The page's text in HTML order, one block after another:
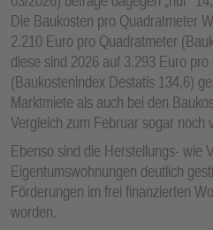
Die Baukosten pro Quadratmeter
2.210 Euro pro Quadratmeter
diese sind 2026 auf 3.293 Euro
(Baukostenindex Destatis 134,6)
Marktmiete als auch bei den
Vergleich zum Februar sogar noch
Ebenso sind die Herstellungs- wie
Eigentumswohnungen deutlich
Förderungen im frei finanzierten
worden.